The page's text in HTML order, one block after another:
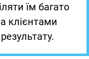
їм багато
клієнтами